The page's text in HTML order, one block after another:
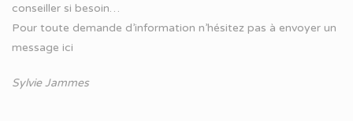
conseiller si besoin…
Pour toute demande d’information n’hésitez pas à envoyer un
message ici
Sylvie Jammes